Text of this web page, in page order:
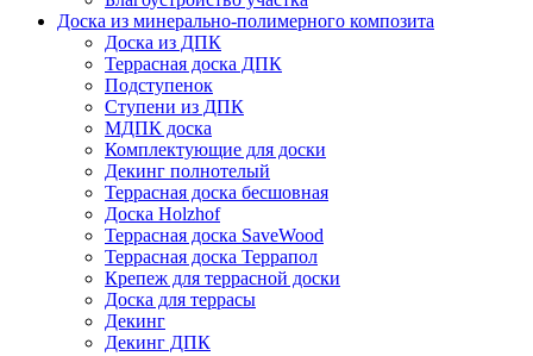
Доска из минерально-полимерного композита
Доска из ДПК
Террасная доска ДПК
Подступенок
Ступени из ДПК
МДПК доска
Комплектующие для доски
Декинг полнотелый
Террасная доска бесшовная
Доска Holzhof
Террасная доска SaveWood
Террасная доска Террапол
Крепеж для террасной доски
Доска для террасы
Декинг
Декинг ДПК